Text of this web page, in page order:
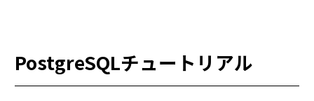
PostgreSQLチュートリアル